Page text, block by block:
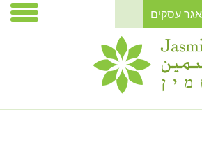
עסקים